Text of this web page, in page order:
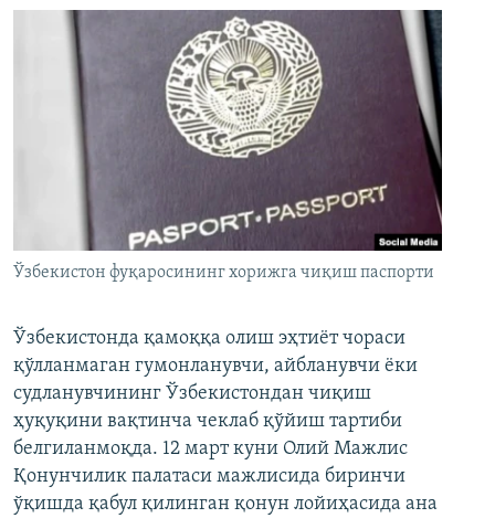
Ўзбекистон фуқаросининг хорижга чиқиш паспорти
Ўзбекистонда қамоққа олиш эҳтиёт чораси
қўлланмаган гумонланувчи, айбланувчи ёки
судланувчининг Ўзбекистондан чиқиш
ҳуқуқини вақтинча чеклаб қўйиш тартиби
белгиланмоқда. 12 март куни Олий Мажлис
Қонунчилик палатаси мажлисида биринчи
ўқишда қабул қилинган қонун лойиҳасида ана